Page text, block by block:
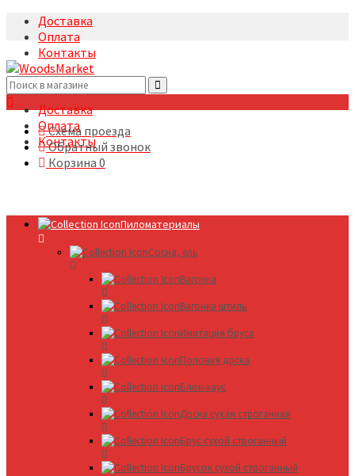
Доставка
Оплата
Контакты
+7(495)5322633
Доставка
Оплата
Контакты
Схема проезда
Обратный звонок
Корзина 0
Пиломатериалы
Сосна, ель
Вагонка
Вагонка штиль
Имитация бруса
Половая доска
Блок-хаус
Доска сухая строганная
Брус сухой строганный
Брусок сухой строганный